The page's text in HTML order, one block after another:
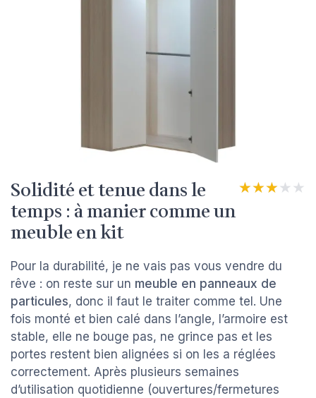
Solidité et tenue dans le
temps : à manier comme un
meuble en kit
★★★★★
★★★★★
Pour la durabilité, je ne vais pas vous vendre du
rêve : on reste sur un meuble en panneaux de
particules, donc il faut le traiter comme tel. Une
fois monté et bien calé dans l’angle, l’armoire est
stable, elle ne bouge pas, ne grince pas et les
portes restent bien alignées si on les a réglées
correctement. Après plusieurs semaines
d’utilisation quotidienne (ouvertures/fermetures